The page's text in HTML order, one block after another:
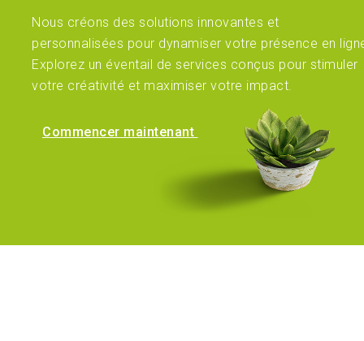
Nous créons des solutions innovantes et
personnalisées pour dynamiser votre présence en
Explorez un éventail de services conçus pour stimuler
votre créativité et maximiser votre impact.
Commencer maintenant